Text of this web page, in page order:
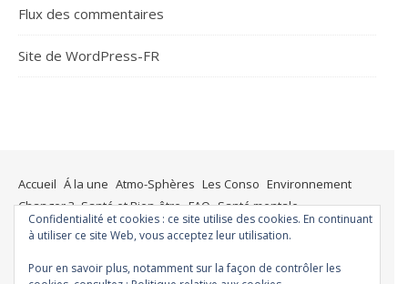
Flux des commentaires
Site de WordPress-FR
Accueil Á la une Atmo-Sphères Les Conso Environnement
Changer ? Santé et Bien-être FAQ Santé mentale
Plus de liberté
Plus d’argent Meilleur sommeil
Meilleur coeur
Moins de dépression Meilleur odorat Meilleur goût
Confidentialité et cookies : ce site utilise des cookies. En continuant
à utiliser ce site Web, vous acceptez leur utilisation.
Pour en savoir plus, notamment sur la façon de contrôler les